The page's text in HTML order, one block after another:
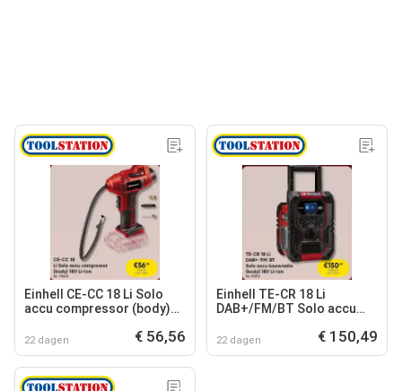
Einhell CE-CC 18 Li Solo
accu compressor (body)
22 dagen € 56,56
Einhell TE-CR 18 Li
DAB+/FM/BT Solo accu
ion
22 dagen € 150,49